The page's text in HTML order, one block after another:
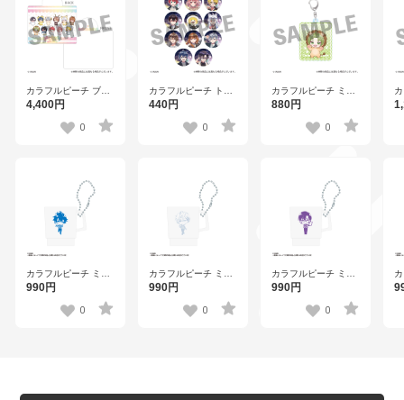
カラフルピーチ ブラ
ンケット 【TO
4,400円
0
カラフルピーチ トレ
ーディング缶バッジ
440円
0
カラフルピーチ ミニ
キャラアクリルキー
【TO 2511】
880円
0
カラフルピーチ ミニ
スタッキングキーホ
ェンディーズ】
990円
0
カラフルピーチ ミニ
スタッキングキーホ
ディーズ】
990円
0
カラフルピーチ ミニ
スタッキングキーホ
ディーズ】
990円
0